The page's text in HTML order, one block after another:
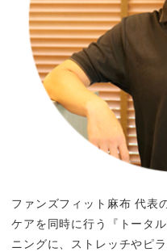
ファンズフィット麻布 代表
ケアを同時に行う『トータ
ニングに、ストレッチやピ